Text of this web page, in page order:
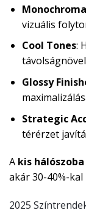
vizuális
Cool Tones:
Glossy
Strategic
térérzet
A kis
akár 30-40%-
2025